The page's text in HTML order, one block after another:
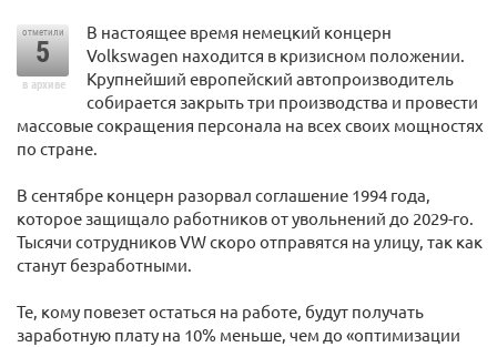
отметили
5
в архиве
В настоящее время немецкий концерн
Volkswagen находится в кризисном положении.
Крупнейший европейский автопроизводитель
собирается закрыть три производства и провести
массовые сокращения персонала на всех своих мощностях
по стране.
В сентябре концерн разорвал соглашение 1994 года,
которое защищало работников от увольнений до 2029-го.
Тысячи сотрудников VW скоро отправятся на улицу, так как
станут безработными.
Те, кому повезет остаться на работе, будут получать
заработную плату на 10% меньше, чем до «оптимизации